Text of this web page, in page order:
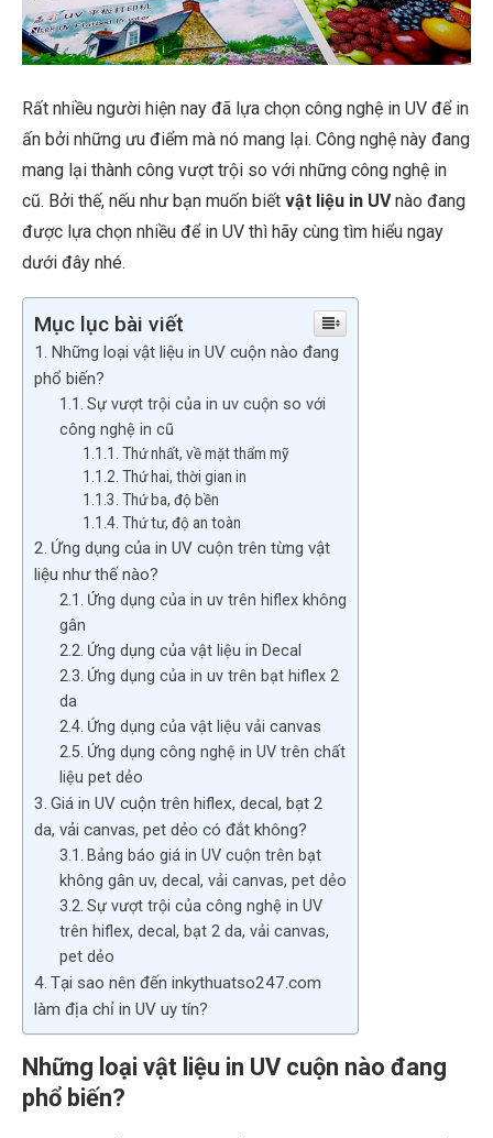
Rất nhiều người hiện nay đã lựa chọn công nghệ in UV để in
ấn bởi những ưu điểm mà nó mang lại. Công nghệ này đang
mang lại thành công vượt trội so với những công nghệ in
cũ. Bởi thế, nếu như bạn muốn biết vật liệu in UVnào đang
được lựa chọn nhiều để in UV thì hãy cùng tìm hiểu ngay
dưới đây nhé.
Mục lục bài viết
Những loại vật liệu in UV cuộn nào đang
phổ biến?
Sự vượt trội của in uv cuộn so với
công nghệ in cũ
Thứ nhất, về mặt thẩm mỹ
Thứ hai, thời gian in
Thứ ba, độ bền
Thứ tư, độ an toàn
Ứng dụng của in UV cuộn trên từng vật
liệu như thế nào?
Ứng dụng của in uv trên hiflex không
gân
Ứng dụng của vật liệu in Decal
Ứng dụng của in uv trên bạt hiflex 2
da
Ứng dụng của vật liệu vải canvas
Ứng dụng công nghệ in UV trên chất
liệu pet dẻo
Giá in UV cuộn trên hiflex, decal, bạt 2
da, vải canvas, pet dẻo có đắt không?
Bảng báo giá in UV cuộn trên bạt
không gân uv, decal, vải canvas, pet dẻo
Sự vượt trội của công nghệ in UV
trên hiflex, decal, bạt 2 da, vải canvas,
pet dẻo
Tại sao nên đến inkythuatso247.com
làm địa chỉ in UV uy tín?
Những loại vật liệu in UV cuộn nào đang
phổ biến?